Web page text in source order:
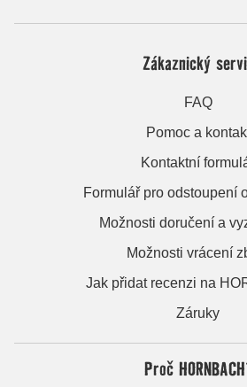
Zákaznický
FAQ
Pomoc a
Kontaktní
Formulář pro odstoupení
Možnosti doručení a
Možnosti vrácení
Jak přidat recenzi na
Záruky
Proč